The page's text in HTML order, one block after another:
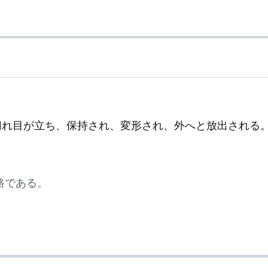
目が立ち、保持され、変形され、外へと放出される
ある。